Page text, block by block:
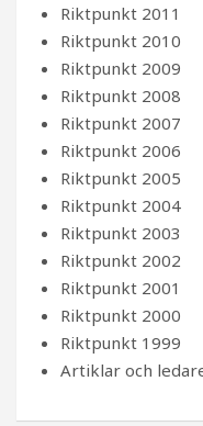
Riktpunkt 2011
Riktpunkt 2010
Riktpunkt 2009
Riktpunkt 2008
Riktpunkt 2007
Riktpunkt 2006
Riktpunkt 2005
Riktpunkt 2004
Riktpunkt 2003
Riktpunkt 2002
Riktpunkt 2001
Riktpunkt 2000
Riktpunkt 1999
Artiklar och